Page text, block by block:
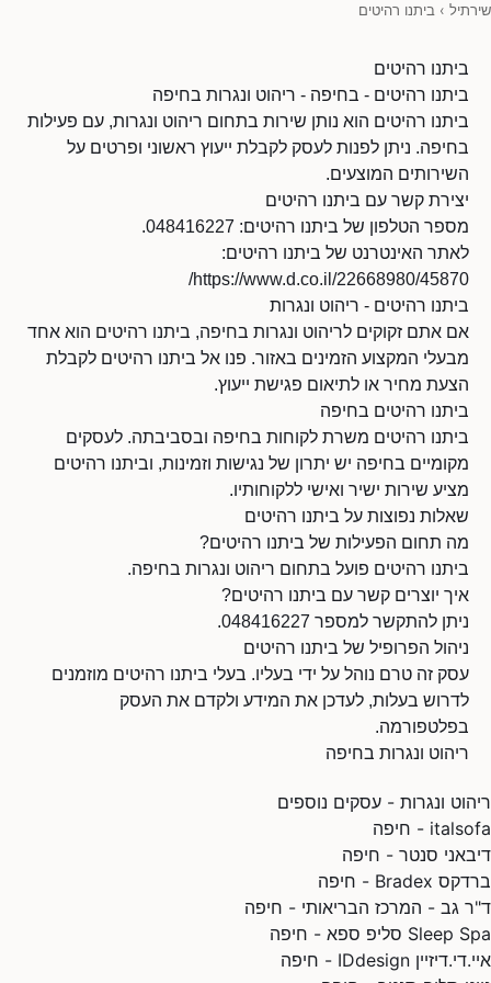
שירתיל › ביתנו רהיטים
ביתנו רהיטים
ביתנו רהיטים - בחיפה - ריהוט ונגרות בחיפה
ביתנו רהיטים הוא נותן שירות בתחום ריהוט ונגרות, עם פעילות
בחיפה. ניתן לפנות לעסק לקבלת ייעוץ ראשוני ופרטים על
השירותים המוצעים.
יצירת קשר עם ביתנו רהיטים
מספר הטלפון של ביתנו רהיטים: 048416227.
לאתר האינטרנט של ביתנו רהיטים:
https://www.d.co.il/22668980/45870/
ביתנו רהיטים - ריהוט ונגרות
אם אתם זקוקים לריהוט ונגרות בחיפה, ביתנו רהיטים הוא אחד
מבעלי המקצוע הזמינים באזור. פנו אל ביתנו רהיטים לקבלת
הצעת מחיר או לתיאום פגישת ייעוץ.
ביתנו רהיטים בחיפה
ביתנו רהיטים משרת לקוחות בחיפה ובסביבתה. לעסקים
מקומיים בחיפה יש יתרון של נגישות וזמינות, וביתנו רהיטים
מציע שירות ישיר ואישי ללקוחותיו.
שאלות נפוצות על ביתנו רהיטים
מה תחום הפעילות של ביתנו רהיטים?
ביתנו רהיטים פועל בתחום ריהוט ונגרות בחיפה.
איך יוצרים קשר עם ביתנו רהיטים?
ניתן להתקשר למספר 048416227.
ניהול הפרופיל של ביתנו רהיטים
עסק זה טרם נוהל על ידי בעליו. בעלי ביתנו רהיטים מוזמנים
לדרוש בעלות, לעדכן את המידע ולקדם את העסק
בפלטפורמה.
ריהוט ונגרות בחיפה
ריהוט ונגרות - עסקים נוספים
italsofa - חיפה
דיבאני סנטר - חיפה
ברדקס Bradex - חיפה
ד"ר גב - המרכז הבריאותי - חיפה
Sleep Spa סליפ ספא - חיפה
איי.די.דיזיין IDdesign - חיפה